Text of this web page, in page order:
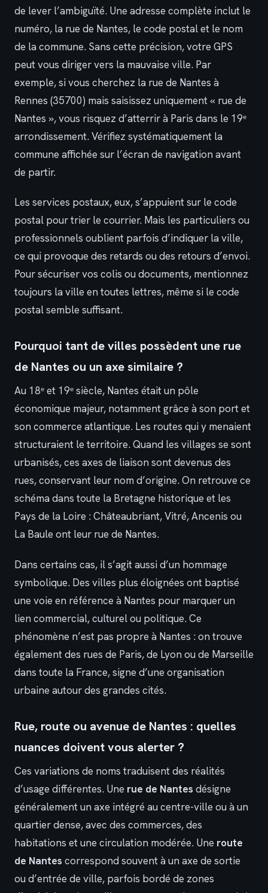
de lever l’ambiguïté. Une adresse complète inclut le
numéro, la rue de Nantes, le code postal et le nom
de la commune. Sans cette précision, votre GPS
peut vous diriger vers la mauvaise ville. Par
exemple, si vous cherchez la rue de Nantes à
Rennes (35700) mais saisissez uniquement « rue de
Nantes », vous risquez d’atterrir à Paris dans le 19ᵉ
arrondissement. Vérifiez systématiquement la
commune affichée sur l’écran de navigation avant
de partir.
Les services postaux, eux, s’appuient sur le code
postal pour trier le courrier. Mais les particuliers ou
professionnels oublient parfois d’indiquer la ville,
ce qui provoque des retards ou des retours d’envoi.
Pour sécuriser vos colis ou documents, mentionnez
toujours la ville en toutes lettres, même si le code
postal semble suffisant.
Pourquoi tant de villes possèdent une rue
de Nantes ou un axe similaire ?
Au 18ᵉ et 19ᵉ siècle, Nantes était un pôle
économique majeur, notamment grâce à son port et
son commerce atlantique. Les routes qui y menaient
structuraient le territoire. Quand les villages se sont
urbanisés, ces axes de liaison sont devenus des
rues, conservant leur nom d’origine. On retrouve ce
schéma dans toute la Bretagne historique et les
Pays de la Loire : Châteaubriant, Vitré, Ancenis ou
La Baule ont leur rue de Nantes.
Dans certains cas, il s’agit aussi d’un hommage
symbolique. Des villes plus éloignées ont baptisé
une voie en référence à Nantes pour marquer un
lien commercial, culturel ou politique. Ce
phénomène n’est pas propre à Nantes : on trouve
également des rues de Paris, de Lyon ou de Marseille
dans toute la France, signe d’une organisation
urbaine autour des grandes cités.
Rue, route ou avenue de Nantes : quelles
nuances doivent vous alerter ?
Ces variations de noms traduisent des réalités
d’usage différentes. Une rue de Nantes désigne
généralement un axe intégré au centre-ville ou à un
quartier dense, avec des commerces, des
habitations et une circulation modérée. Une route
de Nantes correspond souvent à un axe de sortie
ou d’entrée de ville, parfois bordé de zones